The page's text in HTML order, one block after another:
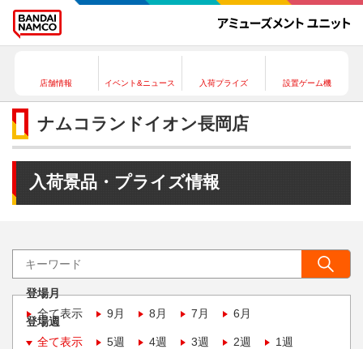
店舗情報 イベント&ニュース 入荷プライズ 設置ゲーム機
ナムコランドイオン長岡店
入荷景品・プライズ情報
登場月
全て表示
9月 8月 7月 6月
登場週
全て表示
5週 4週 3週 2週 1週